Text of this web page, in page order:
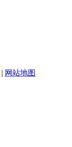
| 网站地图